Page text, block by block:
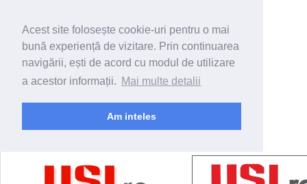
Acest site folosește cookie-uri pentru o mai
bună experiență de vizitare. Prin continuarea
navigării, ești de acord cu modul de utilizare
a acestor informații. Mai multe detalii
Am inteles